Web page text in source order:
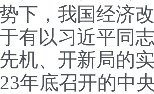
下，我国经济
有以习近平同
机、开新局的
年底召开的中